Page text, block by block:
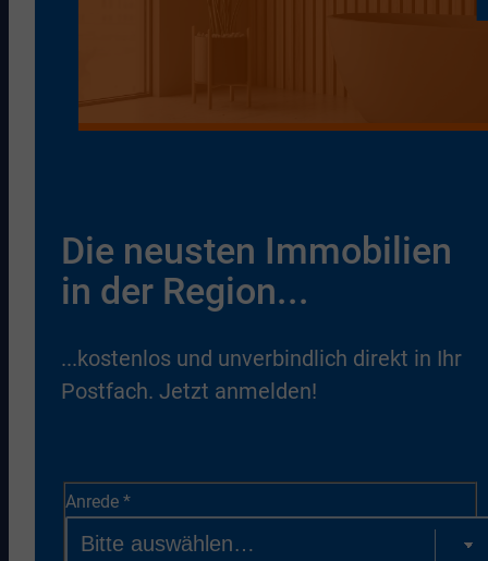
Die neusten Immobilien
in der Region...
...kostenlos und unverbindlich direkt in Ihr
Postfach. Jetzt anmelden!
Anrede *